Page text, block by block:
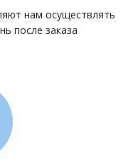
нам осуществлять
после заказа